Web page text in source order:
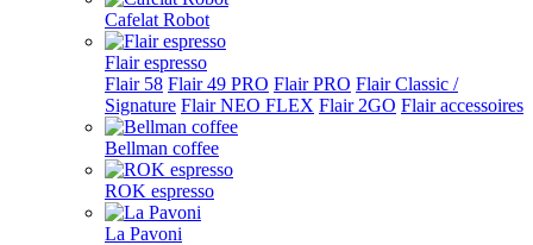
Cafelat Robot
Flair espresso
Flair 58 Flair 49 PRO Flair PRO Flair Classic /
Signature Flair NEO FLEX Flair 2GO Flair accessoires
Bellman coffee
ROK espresso
La Pavoni